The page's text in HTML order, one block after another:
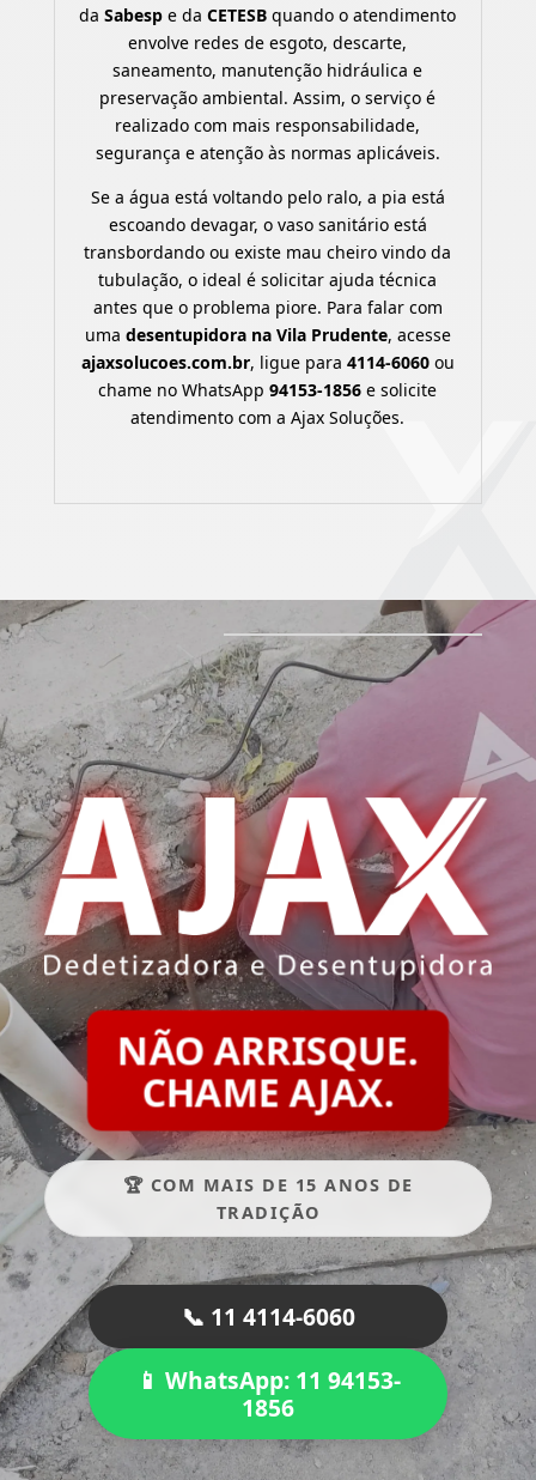
daSabesp e daCETESB quando o atendimento
envolve redes de esgoto, descarte,
saneamento, manutenção hidráulica e
preservação ambiental. Assim, o serviço é
realizado com mais responsabilidade,
segurança e atenção às normas aplicáveis.
Se a água está voltando pelo ralo, a pia está
escoando devagar, o vaso sanitário está
transbordando ou existe mau cheiro vindo da
tubulação, o ideal é solicitar ajuda técnica
antes que o problema piore. Para falar com
uma desentupidora na Vila Prudente, acesse
ajaxsolucoes.com.br, ligue para 4114-6060ou
chame no WhatsApp94153-1856 e solicite
atendimento com a Ajax Soluções.
NÃO ARRISQUE.
CHAME AJAX.
🏆 COM MAIS DE 15 ANOS DE
TRADIÇÃO
📞 11 4114-6060
📱 WhatsApp: 11 94153-
1856